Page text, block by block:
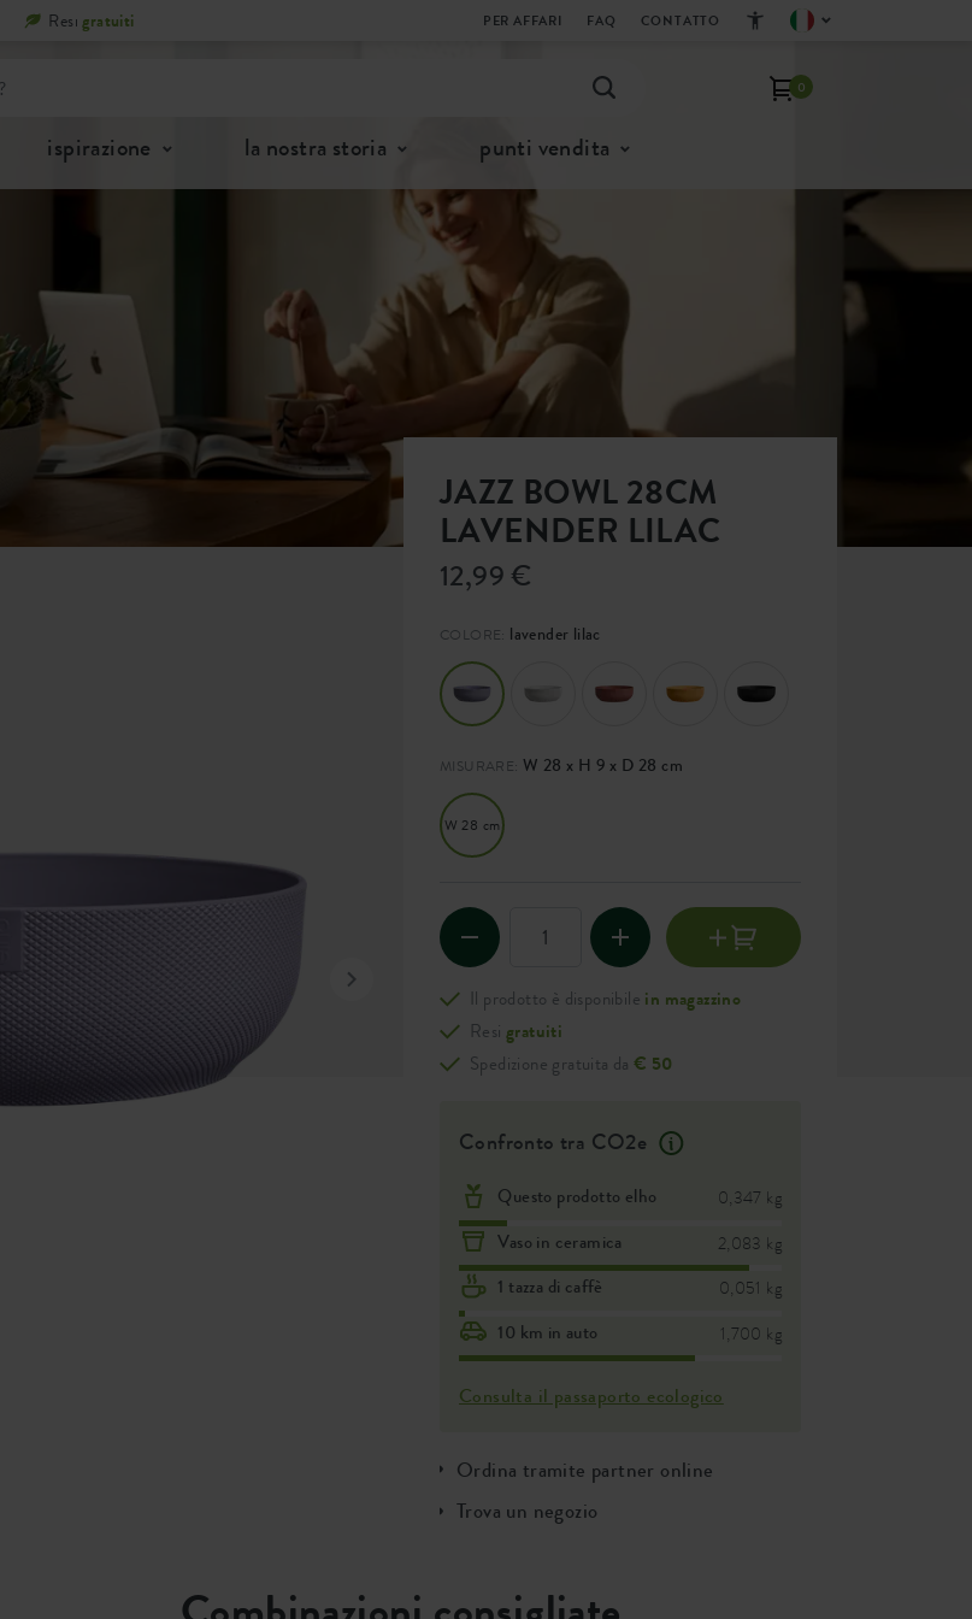
Resigratuiti PER AFFARI FAQ CONTATTO
0
ispirazione la nostra storia punti vendita
JAZZ BOWL 28CM
LAVENDER LILAC
12,99 €
COLORE: lavender lilac
MISURARE: W 28 x H 9 x D 28 cm
W 28 cm
Il prodotto è disponibile in magazzino
Resi gratuiti
Spedizione gratuita da€ 50
Confronto tra CO2e
Questo prodotto elho 0,347 kg
Vaso in ceramica 2,083 kg
1 tazza di caffè 0,051 kg
10 km in auto 1,700 kg
Consulta il passaporto ecologico
Ordina tramite partner online
Trova un negozio